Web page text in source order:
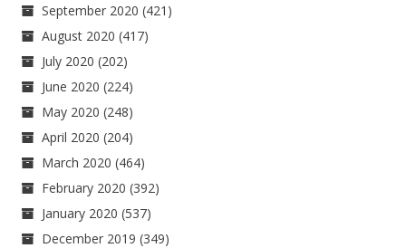
September 2020 (421)
August 2020 (417)
July 2020 (202)
June 2020 (224)
May 2020 (248)
April 2020 (204)
March 2020 (464)
February 2020 (392)
January 2020 (537)
December 2019 (349)